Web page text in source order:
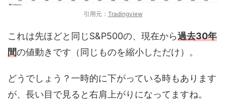
引用元： Tradingview
これは先ほどと同じS&P500の、現在から過去30年
間の値動きです（同じものを縮小しただけ）。
どうでしょう？一時的に下がっている時もあります
が、長い目で見ると右肩上がりになってますね。